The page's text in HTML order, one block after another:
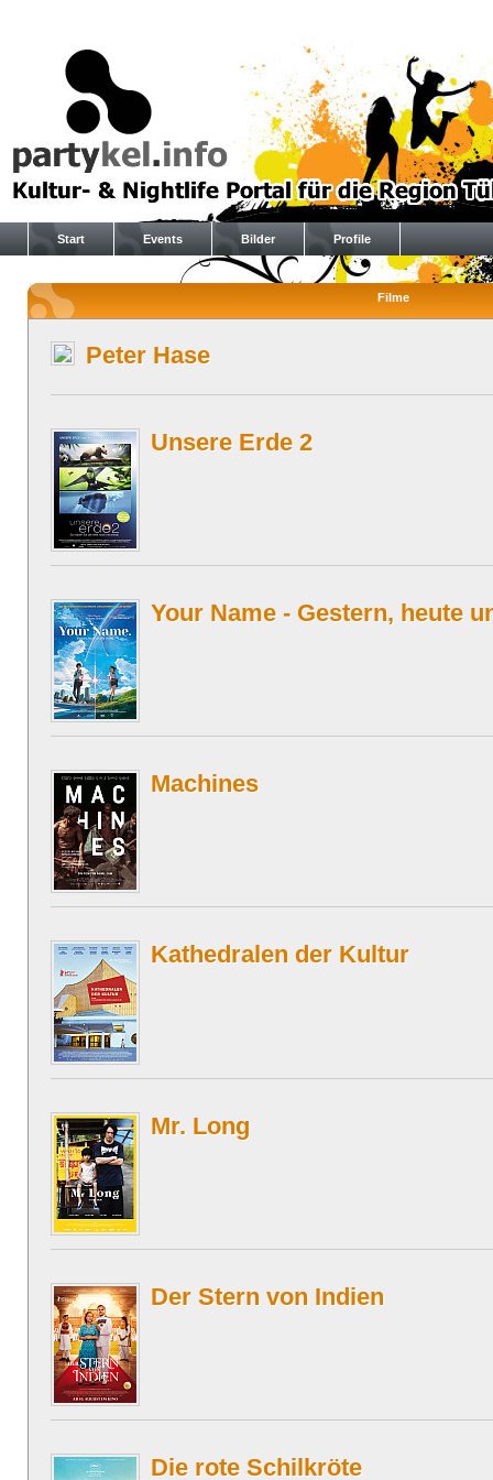
Start Events Bilder Profile
Filme
Peter Hase
Unsere Erde 2
Your Name - Gestern, heute
Machines
Kathedralen der Kultur
Mr. Long
Der Stern von Indien
Die rote Schilkröte